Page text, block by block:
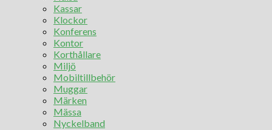
Kassar
Klockor
Konferens
Kontor
Korthållare
Miljö
Mobiltillbehör
Muggar
Märken
Mässa
Nyckelband